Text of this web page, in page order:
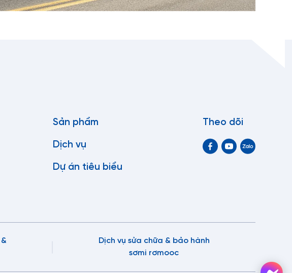
thép không gỉ và nhựa gia cố bằng sợi thủy tinh (FRP).
nhiều sản phẩm cùng một lúc do có thể chia khoang thành 2, 3, 4, 5, 6
hơn. Điều này cho phép tăng số lượng tùy chọn phân phối. Những chiếc
dụng để chở các loại xăng khác nhau đến các trạm dịch vụ để chở tất
trọng từ 20 feet đến 60 feet. Để biết giá Sơ mi rơ mooc bồn Xitec mới
Sản phẩm
Dịch vụ
Dự án tiêu biểu
Theo dõi
Dịch vụ sửa chữa & bảo hành
sơmi rơmooc